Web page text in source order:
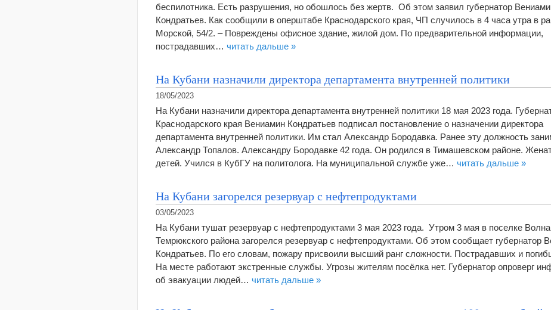
беспилотника. Есть разрушения, но обошлось без жертв. Об этом заявил губернатор
Кондратьев. Как сообщили в оперштабе Краснодарского края, ЧП случилось в 4 часа утра в
Морской, 54/2. – Повреждены офисное здание, жилой дом. По предварительной информации,
пострадавших… читать дальше »
На Кубани назначили директора департамента внутренней политики
18/05/2023
На Кубани назначили директора департамента внутренней политики 18 мая 2023 года.
Краснодарского края Вениамин Кондратьев подписал постановление о назначении директора
департамента внутренней политики. Им стал Александр Бородавка. Ранее эту должность
Александр Топалов. Александру Бородавке 42 года. Он родился в Тимашевском районе.
детей. Учился в КубГУ на политолога. На муниципальной службе уже… читать дальше »
На Кубани загорелся резервуар с нефтепродуктами
03/05/2023
На Кубани тушат резервуар с нефтепродуктами 3 мая 2023 года. Утром 3 мая в поселке Волна
Темрюкского района загорелся резервуар с нефтепродуктами. Об этом сообщает губернатор
Кондратьев. По его словам, пожару присвоили высший ранг сложности. Пострадавших и
На месте работают экстренные службы. Угрозы жителям посёлка нет. Губернатор опроверг
об эвакуации людей… читать дальше »